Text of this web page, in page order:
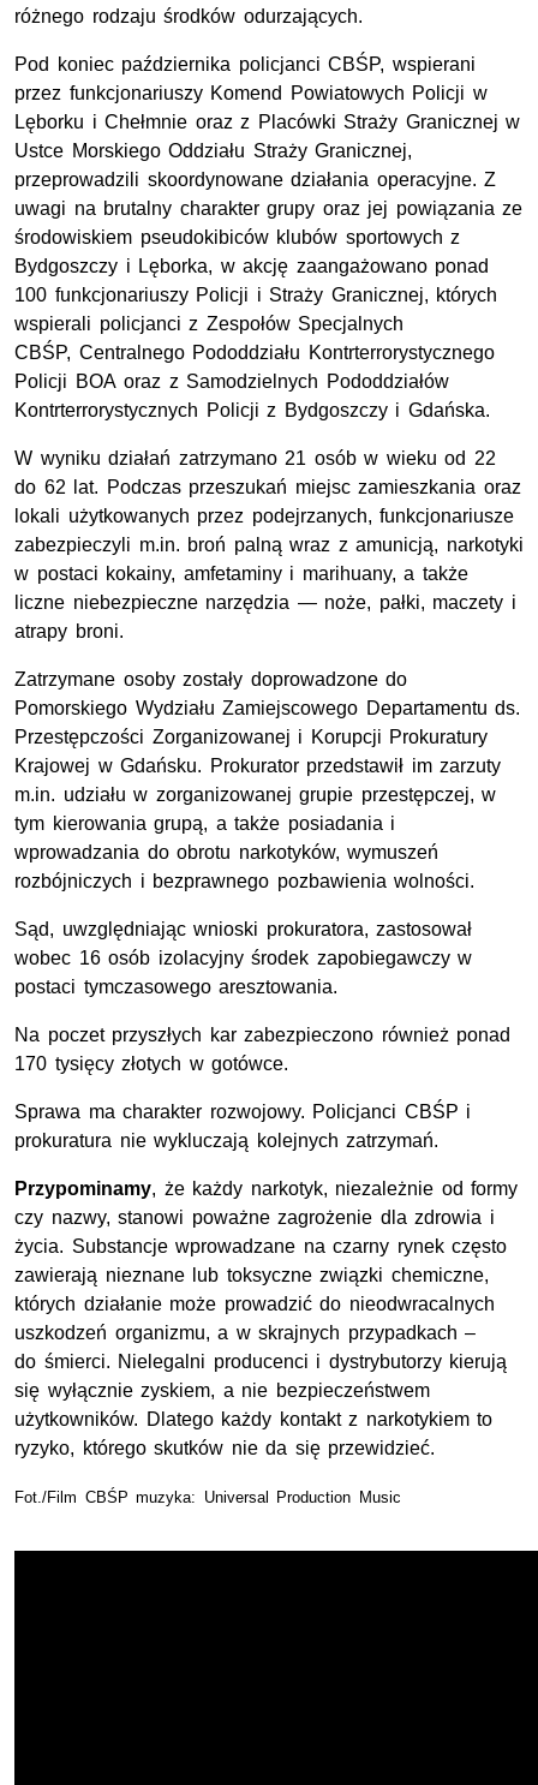
różnego rodzaju środków odurzających.
Pod koniec października policjanci CBŚP, wspierani
przez funkcjonariuszy Komend Powiatowych Policji w
Lęborku i Chełmnie oraz z Placówki Straży Granicznej w
Ustce Morskiego Oddziału Straży Granicznej,
przeprowadzili skoordynowane działania operacyjne. Z
uwagi na brutalny charakter grupy oraz jej powiązania ze
środowiskiem pseudokibiców klubów sportowych z
Bydgoszczy i Lęborka, w akcję zaangażowano ponad
100 funkcjonariuszy Policji i Straży Granicznej, których
wspierali policjanci z Zespołów Specjalnych
CBŚP, Centralnego Pododdziału Kontrterrorystycznego
Policji BOA oraz z Samodzielnych Pododdziałów
Kontrterrorystycznych Policji z Bydgoszczy i Gdańska.
W wyniku działań zatrzymano 21 osób w wieku od 22
do 62 lat. Podczas przeszukań miejsc zamieszkania oraz
lokali użytkowanych przez podejrzanych, funkcjonariusze
zabezpieczyli m.in. broń palną wraz z amunicją, narkotyki
w postaci kokainy, amfetaminy i marihuany, a także
liczne niebezpieczne narzędzia — noże, pałki, maczety i
atrapy broni.
Zatrzymane osoby zostały doprowadzone do
Pomorskiego Wydziału Zamiejscowego Departamentu ds.
Przestępczości Zorganizowanej i Korupcji Prokuratury
Krajowej w Gdańsku. Prokurator przedstawił im zarzuty
m.in. udziału w zorganizowanej grupie przestępczej, w
tym kierowania grupą, a także posiadania i
wprowadzania do obrotu narkotyków, wymuszeń
rozbójniczych i bezprawnego pozbawienia wolności.
Sąd, uwzględniając wnioski prokuratora, zastosował
wobec 16 osób izolacyjny środek zapobiegawczy w
postaci tymczasowego aresztowania.
Na poczet przyszłych kar zabezpieczono również ponad
170 tysięcy złotych w gotówce.
Sprawa ma charakter rozwojowy. Policjanci CBŚP i
prokuratura nie wykluczają kolejnych zatrzymań.
Przypominamy, że każdy narkotyk, niezależnie od formy
czy nazwy, stanowi poważne zagrożenie dla zdrowia i
życia. Substancje wprowadzane na czarny rynek często
zawierają nieznane lub toksyczne związki chemiczne,
których działanie może prowadzić do nieodwracalnych
uszkodzeń organizmu, a w skrajnych przypadkach –
do śmierci. Nielegalni producenci i dystrybutorzy kierują
się wyłącznie zyskiem, a nie bezpieczeństwem
użytkowników. Dlatego każdy kontakt z narkotykiem to
ryzyko, którego skutków nie da się przewidzieć.
Fot./Film CBŚP muzyka: Universal Production Music